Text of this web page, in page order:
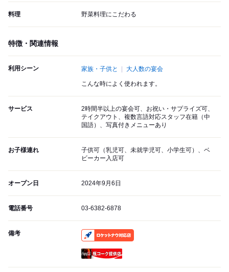
料理 野菜料理にこだわる
特徴・関連情報
利用シーン 家族・子供と 大人数の宴会
こんな時によく使われます。
サービス
2時間半以上の宴会可、お祝い・サプライズ可、
テイクアウト、複数言語対応スタッフ在籍（中
国語）、写真付きメニューあり
お子様連れ
子供可（乳児可、未就学児可、小学生可）、ベ
ビーカー入店可
オープン日 2024年9月6日
電話番号 03-6382-6878
備考